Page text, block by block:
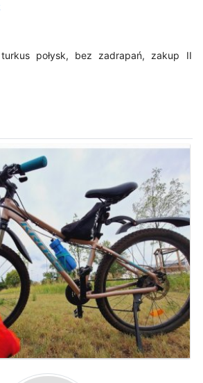
turkus połysk, bez zadrapań, zakup II